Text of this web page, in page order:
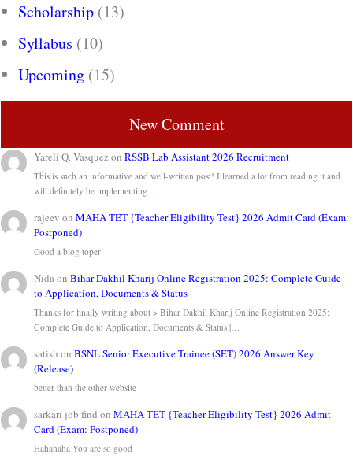
Scholarship (13)
Syllabus (10)
Upcoming (15)
New Comment
Yareli Q. VasquezonRSSB Lab Assistant 2026 Recruitment
This is such an informative and well-written post! I learned a lot from reading it and
will definitely be implementing…
rajeev onMAHA TET {Teacher Eligibility Test} 2026 Admit Card (Exam:
Postponed)
Good a blog toper
NidaonBihar Dakhil Kharij Online Registration 2025: Complete Guide
to Application, Documents & Status
Thanks for finally writing about > Bihar Dakhil Kharij Online Registration 2025:
Complete Guide to Application, Documents & Status |…
satish onBSNL Senior Executive Trainee (SET) 2026 Answer Key
(Release)
better than the other website
sarkari job find onMAHA TET {Teacher Eligibility Test} 2026 Admit
Card (Exam: Postponed)
Hahahaha You are so good